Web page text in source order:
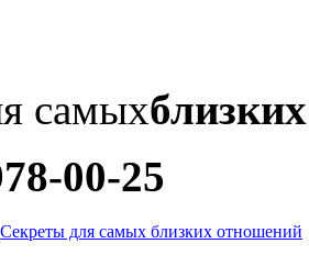
самых
00-25
Секреты для самых близких отношений